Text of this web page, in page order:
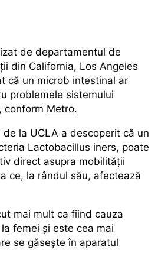
de departamentul de
din California, Los Angeles
că un microb intestinal ar
problemele sistemului
conform Metro.
la UCLA a descoperit că un
Lactobacillus iners, poate
direct asupra mobilității
ce, la rândul său, afectează
mai mult ca fiind cauza
femei și este cea mai
se găsește în aparatul